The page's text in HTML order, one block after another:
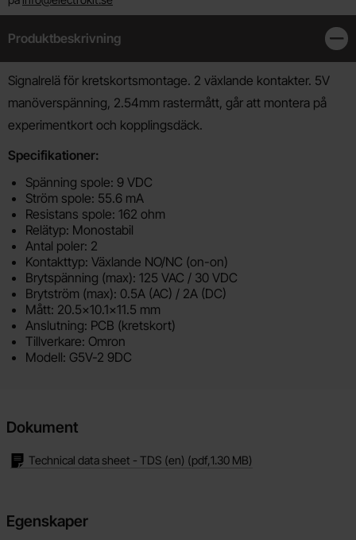
Produktbeskrivning
Produktbeskrivning
Signalrelä för kretskortsmontage. 2 växlande kontakter. 5V
manöverspänning, 2.54mm rastermått, går att montera på
experimentkort och kopplingsdäck.
Specifikationer:
Spänning spole: 9 VDC
Ström spole: 55.6 mA
Resistans spole: 162 ohm
Relätyp: Monostabil
Antal poler: 2
Kontakttyp: Växlande NO/NC (on-on)
Brytspänning (max): 125 VAC / 30 VDC
Brytström (max): 0.5A (AC) / 2A (DC)
Mått: 20.5x10.1x11.5 mm
Anslutning: PCB (kretskort)
Tillverkare: Omron
Modell: G5V-2 9DC
Dokument
Technical data sheet - TDS (en) (pdf,1.30 MB)
Egenskaper